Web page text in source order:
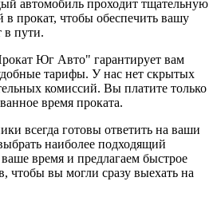
автомобиль проходит тщательную
в прокат, чтобы обеспечить вашу
в пути.
Юг Авто" гарантирует вам
тарифы. У нас нет скрытых
комиссий. Вы платите только
время проката.
всегда готовы ответить на ваши
наиболее подходящий
время и предлагаем быстрое
чтобы вы могли сразу выехать на